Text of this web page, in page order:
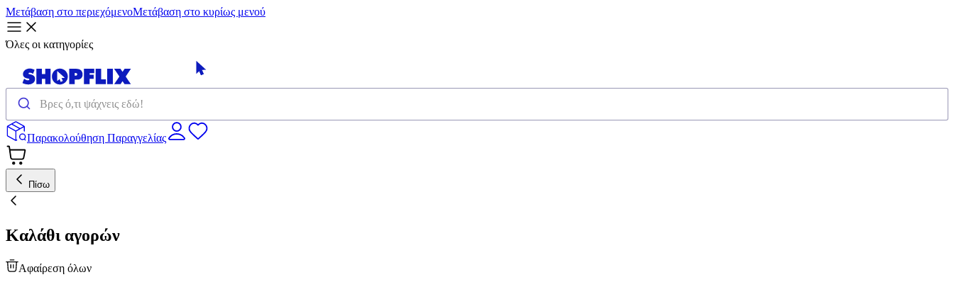
Μετάβαση στο περιεχόμενοΜετάβαση στο κυρίως μενού
Όλες οι κατηγορίες
Παρακολούθηση Παραγγελίας
Πίσω
Καλάθι αγορών
Αφαίρεση όλων